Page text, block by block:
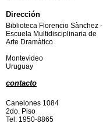
Dirección
Biblioteca Florencio Sànchez -
Escuela Multidisciplinaria de
Arte Dramàtico
Montevideo
Uruguay
contacto
Canelones 1084
2do. Piso
Tel: 1950-8865